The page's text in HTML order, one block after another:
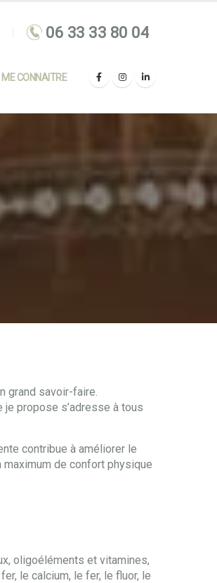
ME CONNAITRE
grand savoir-faire.
propose s’adresse à tous
contribue à améliorer le
de confort physique
oligoéléments et vitamines,
le calcium, le fer, le fluor, le